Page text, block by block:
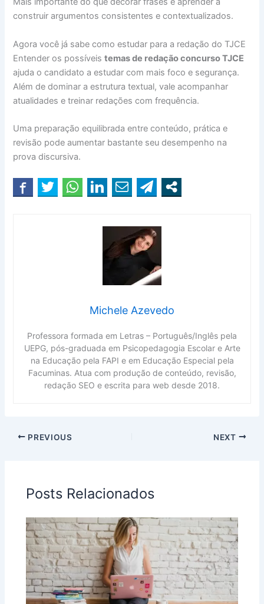
construir argumentos consistentes e contextualizados.
Agora você já sabe como estudar para a redação do TJCE
Entender os possíveistemas de redação concurso TJCE
ajuda o candidato a estudar com mais foco e segurança.
Além de dominar a estrutura textual, vale acompanhar
atualidades e treinar redações com frequência.
Uma preparação equilibrada entre conteúdo, prática e
revisão pode aumentar bastante seu desempenho na
prova discursiva.
Michele Azevedo
Professora formada em Letras – Português/Inglês pela
UEPG, pós-graduada em Psicopedagogia Escolar e Arte
na Educação pela FAPI e em Educação Especial pela
Facuminas. Atua com produção de conteúdo, revisão,
redação SEO e escrita para web desde 2018.
PREVIOUS NEXT
Posts Relacionados